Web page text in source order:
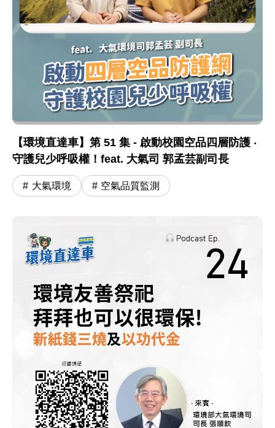
【環境直達車】第 51 集 - 啟動校園空品四層防護 ‧
守護兒少呼吸權！feat. 大氣司 郭孟芸副司長
大氣環境 空氣品質監測